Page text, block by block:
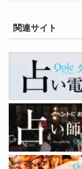
関連サイト